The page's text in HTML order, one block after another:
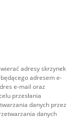
adresy skrzynek
adresem e-
e-mail oraz
przesłania
danych przez
danych